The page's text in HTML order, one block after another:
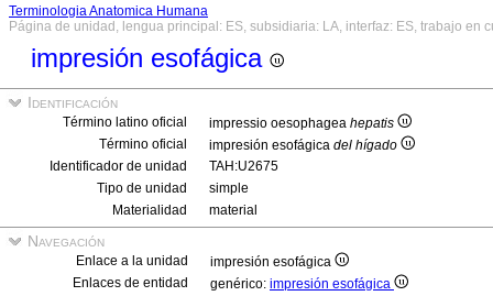
Terminologia Anatomica Humana
Página de unidad, lengua principal: ES, subsidiaria: LA, interfaz: ES, trabajo en
impresión esofágica
Identificación
Término latino oficial impressio oesophagea hepatis
Término oficial
impresión esofágica del hígado
Identificador de unidad
TAH:U2675
Tipo de unidad
simple
Materialidad
material
Navegación
Enlace a la unidad
impresión esofágica
Enlaces de entidad
genérico: impresión esofágica